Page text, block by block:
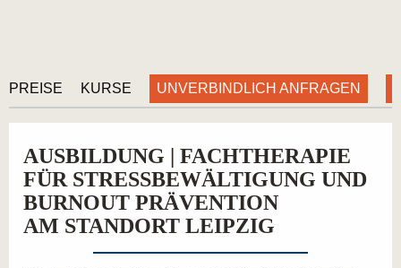
PREISE KURSE UNVERBINDLICH ANFRAGEN
AUSBILDUNG | FACHTHERAPIE
FÜR STRESSBEWÄLTIGUNG UND
BURNOUT PRÄVENTION
AM STANDORT LEIPZIG